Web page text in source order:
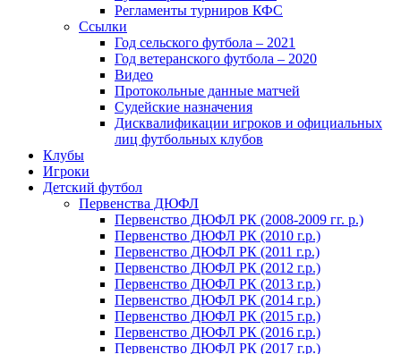
Регламенты турниров КФС
Ссылки
Год сельского футбола – 2021
Год ветеранского футбола – 2020
Видео
Протокольные данные матчей
Судейские назначения
Дисквалификации игроков и официальных
лиц футбольных клубов
Клубы
Игроки
Детский футбол
Первенства ДЮФЛ
Первенство ДЮФЛ РК (2008-2009 гг. р.)
Первенство ДЮФЛ РК (2010 г.р.)
Первенство ДЮФЛ РК (2011 г.р.)
Первенство ДЮФЛ РК (2012 г.р.)
Первенство ДЮФЛ РК (2013 г.р.)
Первенство ДЮФЛ РК (2014 г.р.)
Первенство ДЮФЛ РК (2015 г.р.)
Первенство ДЮФЛ РК (2016 г.р.)
Первенство ДЮФЛ РК (2017 г.р.)